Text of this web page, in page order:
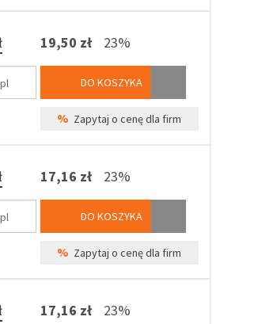
19,50 zł 23%
DO KOSZYKA
% Zapytaj o cenę dla firm
17,16 zł 23%
DO KOSZYKA
% Zapytaj o cenę dla firm
17,16 zł 23%